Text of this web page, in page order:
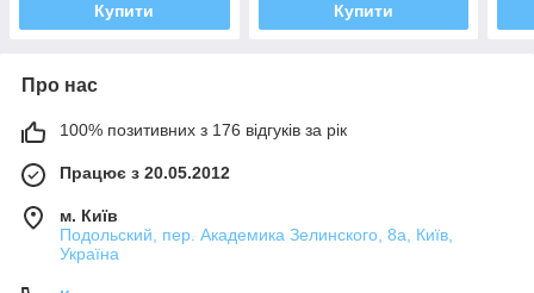
Купити Купити
Про нас
100% позитивних з 176 відгуків за рік
Працює з 20.05.2012
м. Київ
Подольский, пер. Академика Зелинского, 8а, Київ,
Україна